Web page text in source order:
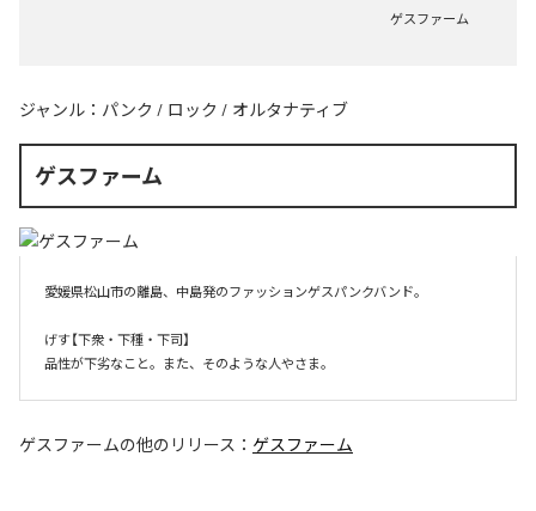
ゲスファーム
ジャンル： パンク / ロック / オルタナティブ
ゲスファーム
愛媛県松山市の離島、中島発のファッションゲスパンクバンド。
げす【下衆・下種・下司】
品性が下劣なこと。また、そのような人やさま。
ゲスファームの他のリリース： ゲスファーム